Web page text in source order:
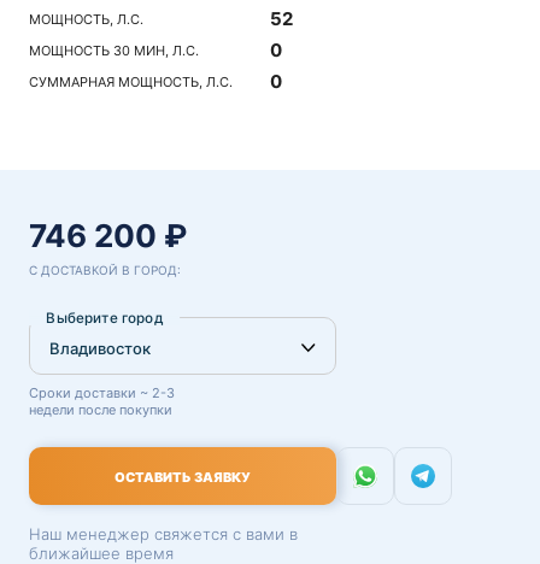
МОЩНОСТЬ, Л.С. 52
МОЩНОСТЬ 30 МИН, Л.С. 0
СУММАРНАЯ МОЩНОСТЬ, Л.С. 0
746 200 ₽
С ДОСТАВКОЙ В ГОРОД:
Выберите город
Сроки доставки ~ 2-3
недели после покупки
ОСТАВИТЬ ЗАЯВКУ
Наш менеджер свяжется с вами в
ближайшее время